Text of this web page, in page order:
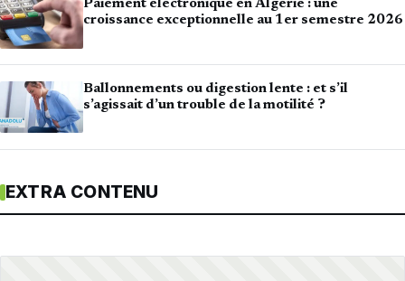
Paiement électronique en Algérie : une
croissance exceptionnelle au 1er semestre 2026
Ballonnements ou digestion lente : et s’il
s’agissait d’un trouble de la motilité ?
EXTRA CONTENU